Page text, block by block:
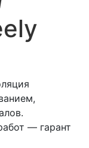
— гарант